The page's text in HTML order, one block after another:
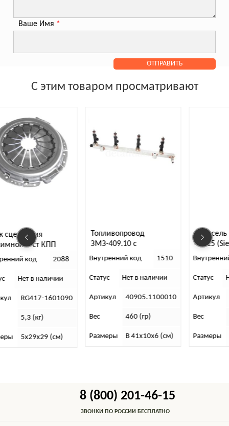
Ваше Имя *
С этим товаром просматривают
4-ст КПП
код 2088
в наличии
RG417-1601090
5,3 (кг)
5х29х29 (см)
Топливопровод
ЗМЗ-409.10 с
форсунками ЕВРО-4 (0
Внутренний код 1510
Статус Нет в наличии
Артикул 40905.1100010
460 (гр)
Размеры В 41х10х6 (см)
Дроссель
40525
Внутренний код
Статус Нет в
Артикул
Размеры
8 (800) 201-46-15
ЗВОНКИ ПО РОССИИ БЕСПЛАТНО